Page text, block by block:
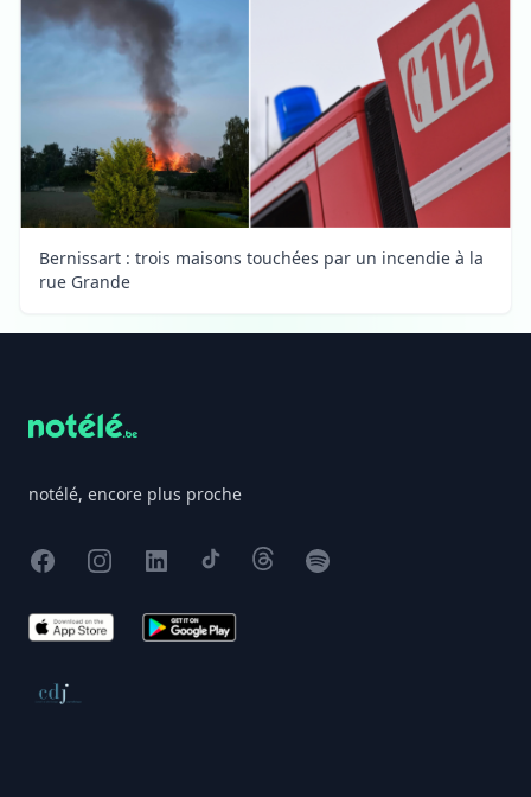
Bernissart : trois maisons touchées par un incendie à la
rue Grande
notélé, encore plus proche
FacebookInstagram
X TikTokThreadsSpotify
App Store Google Play
Conseil de déontologie journalistique